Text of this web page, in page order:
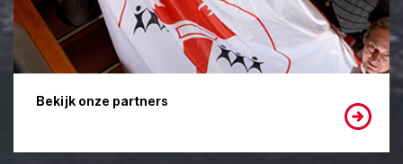
Bekijk onze partners